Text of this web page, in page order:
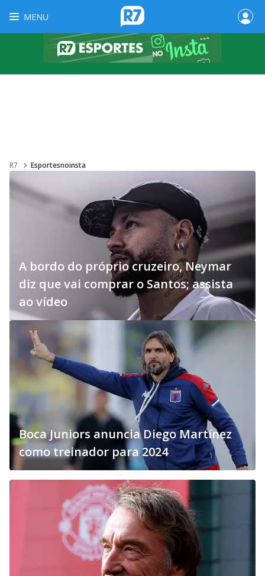
MENU
R7 Esportesnoinsta
A bordo do próprio cruzeiro, Neymar
diz que vai comprar o Santos; assista
ao vídeo
Boca Juniors anuncia Diego Martínez
como treinador para 2024